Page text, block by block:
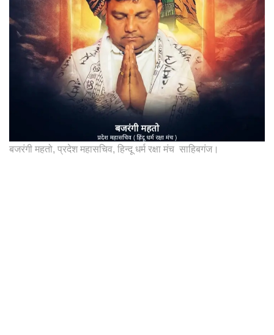
बजरंगी महतो, प्रदेश महासचिव, हिन्दू धर्म रक्षा मंच साहिबगंज।